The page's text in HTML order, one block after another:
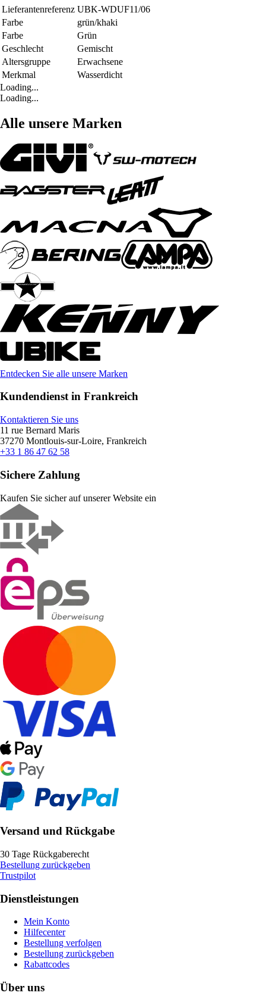
Lieferantenreferenz UBK-WDUF11/06
Farbe
grün/khaki
Farbe
Grün
Geschlecht
Gemischt
Altersgruppe
Erwachsene
Merkmal
Wasserdicht
Loading...
Loading...
Alle unsere Marken
Entdecken Sie alle unsere Marken
Kundendienst in Frankreich
Kontaktieren Sie uns
11 rue Bernard Maris
37270 Montlouis-sur-Loire, Frankreich
+33 1 86 47 62 58
Sichere Zahlung
Kaufen Sie sicher auf unserer Website ein
Versand und Rückgabe
30 Tage Rückgaberecht
Bestellung zurückgeben
Trustpilot
Dienstleistungen
Mein Konto
Hilfecenter
Bestellung verfolgen
Bestellung zurückgeben
Rabattcodes
Über uns